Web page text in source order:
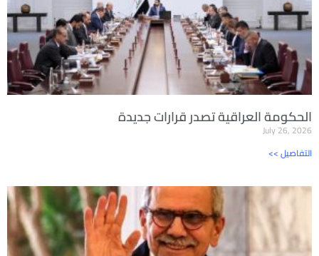
الحكومة العراقية تصدر قرارات جديدة
July 26, 2026
<< التفاصيل